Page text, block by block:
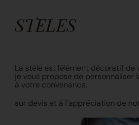
STELES
La stèle est l'élément décoratif de
je vous propose de personnaliser
à votre convenance.
sur devis et à l'appréciation de